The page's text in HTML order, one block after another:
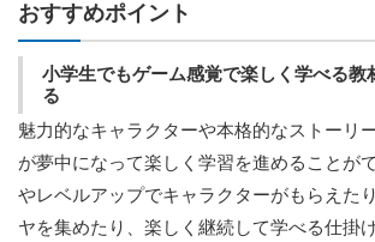
おすすめポイント
小学生でもゲーム感覚で楽しく学べる教
る
魅力的なキャラクターや本格的なストーリ
が夢中になって楽しく学習を進めることが
やレベルアップでキャラクターがもらえた
ヤを集めたり、楽しく継続して学べる仕掛